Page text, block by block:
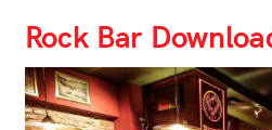
Rock Bar